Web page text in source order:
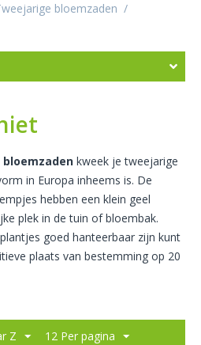
bloemzaden /
kweek je tweejarige
in Europa inheems is. De
hebben een klein geel
plek in de tuin of bloembak.
goed hanteerbaar zijn kunt
plaats van bestemming op 20
Z 12 Per pagina